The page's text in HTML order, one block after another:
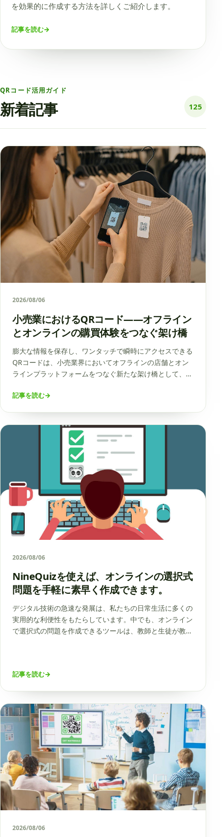
を効果的に作成する方法を詳しくご紹介します。
記事を読む→
QRコード活用ガイド
新着記事 125
2026/08/06
小売業におけるQRコード――オフライン
とオンラインの購買体験をつなぐ架け橋
膨大な情報を保存し、ワンタッチで瞬時にアクセスできる
QRコードは、小売業界においてオフラインの店舗とオン
ラインプラットフォームをつなぐ新たな架け橋として、そ
記事を読む→
2026/08/06
NineQuizを使えば、オンラインの選択式
問題を手軽に素早く作成できます。
デジタル技術の急速な発展は、私たちの日常生活に多くの
実用的な利便性をもたらしています。中でも、オンライン
で選択式の問題を作成できるツールは、教師と生徒が教育
記事を読む→
2026/08/06